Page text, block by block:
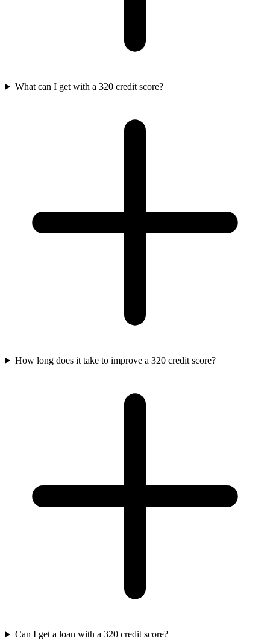
What can I get with a 320 credit score?
How long does it take to improve a 320 credit score?
Can I get a loan with a 320 credit score?